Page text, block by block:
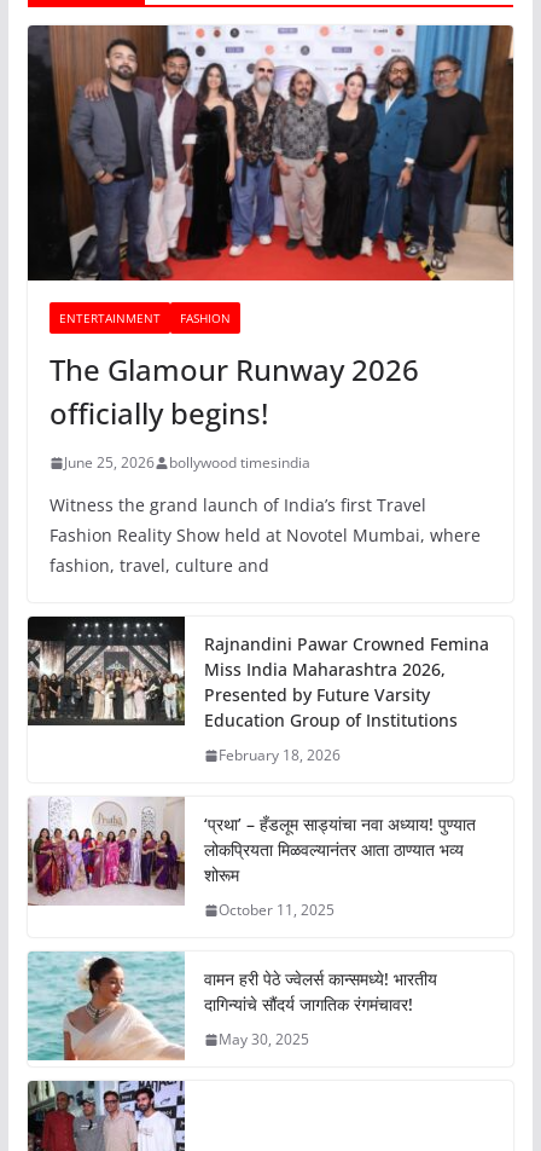
ENTERTAINMENT FASHION
The Glamour Runway 2026
officially begins!
June 25, 2026 bollywood timesindia
Witness the grand launch of India’s first Travel
Fashion Reality Show held at Novotel Mumbai, where
fashion, travel, culture and
Rajnandini Pawar Crowned Femina
Miss India Maharashtra 2026,
Presented by Future Varsity
Education Group of Institutions
February 18, 2026
‘प्रथा’ – हँडलूम साड्यांचा नवा अध्याय! पुण्यात
लोकप्रियता मिळवल्यानंतर आता ठाण्यात भव्य
शोरूम
October 11, 2025
वामन हरी पेठे ज्वेलर्स कान्समध्ये! भारतीय
दागिन्यांचे सौंदर्य जागतिक रंगमंचावर!
May 30, 2025